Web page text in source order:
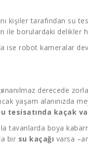
kişiler tarafından su
borulardaki delikler
ise robot kameralar
inanılmaz derecede
yaşam alanınızda
tesisatında kaçak
tavanlarda boya
bir su kaçağı varsa